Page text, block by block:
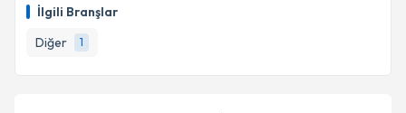
İlgili Branşlar
Diğer
1
takvim hazırlandığında e-posta ile bilgilendireceğiz.
E-posta Adresiniz